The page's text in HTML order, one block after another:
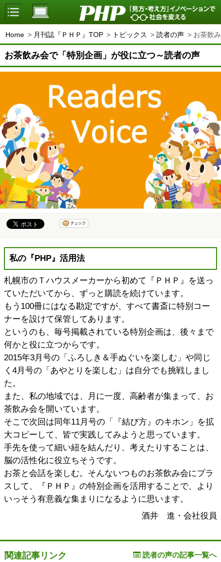
Home 月刊誌『ＰＨＰ』TOP トピックス 読者の声 お茶飲
お茶飲み会で「特別企画」が役に立つ～読者の声
私の『PHP』活用法
札幌市のＴハウスメーカーから初めて『ＰＨＰ』を送っ
ていただいてから、ずっと購読を続けています。
もう100冊にはなる勘定ですが、すべて書斎に特別コー
ナーを設けて保管してあります。
というのも、毎号掲載されている特別企画は、後々まで
何かと役に立つからです。
2015年3月号の「ふろしき＆手ぬぐいを楽しむ」や同じ
く4月号の「あやとりを楽しむ」は自分でも挑戦しまし
た。
また、私の地域では、月に一度、高齢者が集まって、お
茶飲み会を開いています。
そこで次回は同年11月号の「『結び方』のキホン」を拡
大コピーして、皆で実践してみようと思っています。
手先を使って細い紐を結んだり、考えたりすることは、
脳の活性化に役立ちそうです。
お茶と会話を楽しむ。そんないつものお茶飲み会にプラ
スして、『ＰＨＰ』の特別企画を活用することで、より
いっそう有意義な集まりになるように思います。
酒井 進・会社役員
関連記事リンク 読者の声の記事一覧へ